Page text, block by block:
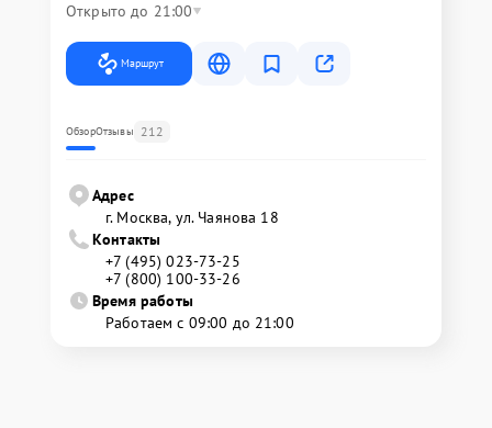
Открыто до 21:00
Маршрут
ОбзорОтзывы 212
Адрес
г. Москва, ул. Чаянова 18
Контакты
+7 (495) 023-73-25
+7 (800) 100-33-26
Время работы
Работаем с 09:00 до 21:00